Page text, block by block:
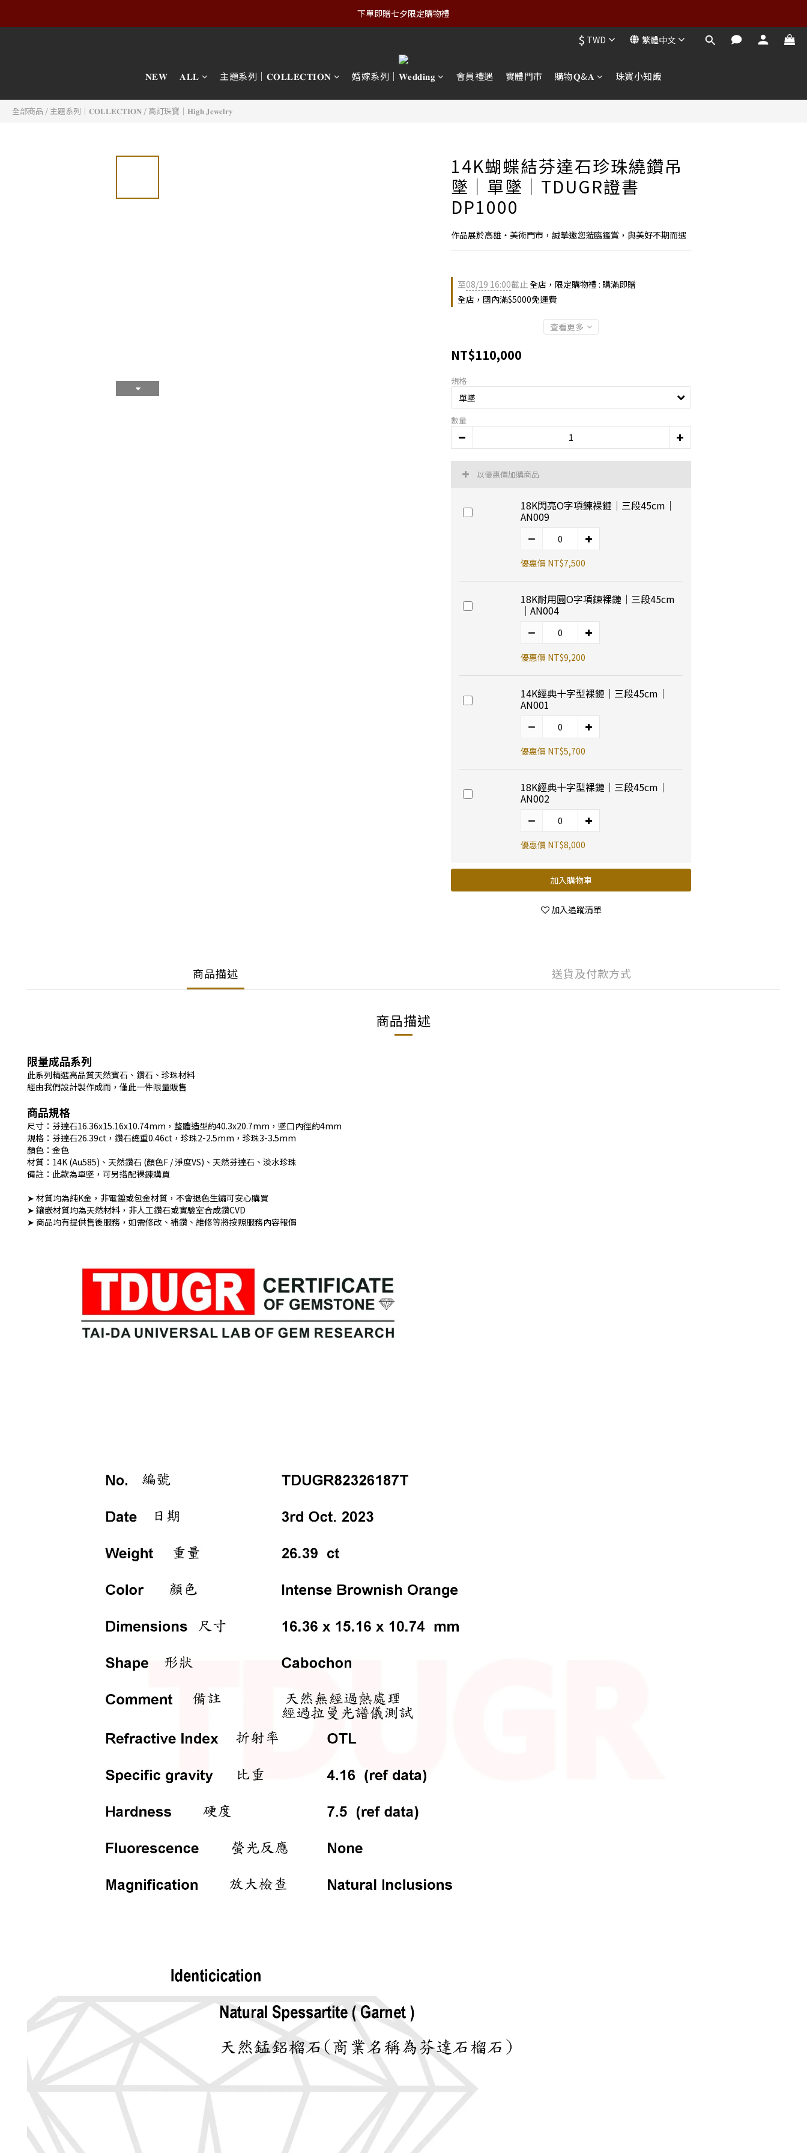
下單即贈七夕限定購物禮
$ TWD 繁體中文
𝐍𝐄𝐖 𝐀𝐋𝐋 主題系列｜𝐂𝐎𝐋𝐋𝐄𝐂𝐓𝐈𝐎𝐍 婚嫁系列｜𝐖𝐞𝐝𝐝𝐢𝐧𝐠 會員禮遇 實體門市 購物𝐐&𝐀 珠寶小知識
全部商品 / 主題系列｜𝐂𝐎𝐋𝐋𝐄𝐂𝐓𝐈𝐎𝐍 / 高訂珠寶｜𝐇𝐢𝐠𝐡 𝐉𝐞𝐰𝐞𝐥𝐫𝐲
14K蝴蝶結芬達石珍珠繞鑽吊
墜｜單墜｜TDUGR證書
DP1000
作品展於高雄・美術門市，誠摯邀您蒞臨鑑賞，與美好不期而遇
至08/19 16:00截止全店，限定購物禮 : 購滿即贈
全店，國內滿$5000免運費
查看更多
NT$110,000
規格
數量
以優惠價加購商品
18K閃亮O字項鍊裸鏈｜三段45cm｜
AN009
優惠價 NT$7,500
18K耐用圓O字項鍊裸鏈｜三段45cm
｜AN004
優惠價 NT$9,200
14K經典十字型裸鏈｜三段45cm｜
AN001
優惠價 NT$5,700
18K經典十字型裸鏈｜三段45cm｜
AN002
優惠價 NT$8,000
加入購物車
加入追蹤清單
商品描述 送貨及付款方式
商品描述
限量成品系列
此系列精選高品質天然寶石、鑽石、珍珠材料
經由我們設計製作成而，僅此一件限量販售
商品規格
尺寸：芬達石16.36x15.16x10.74mm，整體造型約40.3x20.7mm，墜口內徑約4mm
規格：芬達石26.39ct，鑽石總重0.46ct，珍珠2-2.5mm，珍珠3-3.5mm
顏色：金色
材質：14K (Au585)、天然鑽石 (顏色F / 淨度VS)、天然芬達石、淡水珍珠
備註：此款為單墜，可另搭配裸鍊購買
➤ 材質均為純K金，非電鍍或包金材質，不會退色生鏽可安心購買
➤ 鑲嵌材質均為天然材料，非人工鑽石或實驗室合成鑽CVD
➤ 商品均有提供售後服務，如需修改、補鑽、維修等將按照服務內容報價